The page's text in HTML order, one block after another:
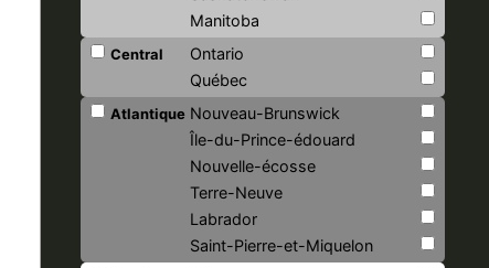
Manitoba
Central
Ontario
Québec
Atlantique Nouveau-Brunswick
Île-du-Prince-édouard
Nouvelle-écosse
Terre-Neuve
Labrador
Saint-Pierre-et-Miquelon